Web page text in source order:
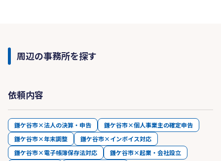
周辺の事務所を探す
依頼内容
鎌ケ谷市×法人の決算・申告
鎌ケ谷市×個人事業主の確定申告
鎌ケ谷市×年末調整
鎌ケ谷市×インボイス対応
鎌ケ谷市×電子帳簿保存法対応
鎌ケ谷市×起業・会社設立